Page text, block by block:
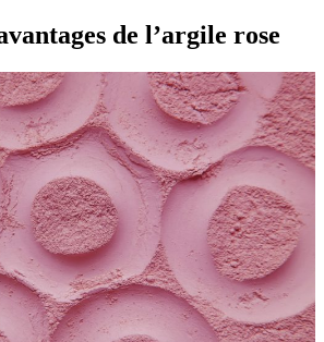
de l’argile rose